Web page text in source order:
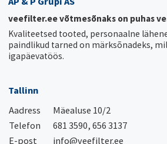
veefilter.ee võtmesõnaks on puhas
Kvaliteetsed tooted, personaalne
paindlikud tarned on märksõnadeks,
igapäevatöös.
Tallinn
Aadress
Mäealuse 10/2
Telefon
681 3590, 656 3137
E-post
info@veefilter.ee